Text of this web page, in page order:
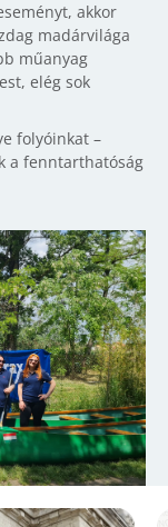
akkor
madárvilága
műanyag
elég sok
folyóinkat –
a fenntarthatóság